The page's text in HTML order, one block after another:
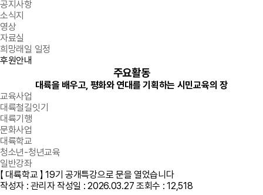
공지사항
소식지
영상
자료실
희망래일 일정
후원안내
주요활동
대륙을 배우고, 평화와 연대를 기획하는 시민교육의 장
교육사업
대륙철길잇기
대륙기행
문화사업
대륙학교
청소년-청년교육
일반강좌
【 대륙학교 】 19기 공개특강으로 문을 열었습니다
작성자 : 관리자작성일 : 2026.03.27 조회수 : 12,518